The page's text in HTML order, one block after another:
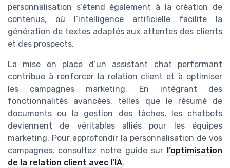
personnalisation s’étend également à la création de
contenus, où l’intelligence artificielle facilite la
génération de textes adaptés aux attentes des clients
et des prospects.
La mise en place d’un assistant chat performant
contribue à renforcer la relation client et à optimiser
les campagnes marketing. En intégrant des
fonctionnalités avancées, telles que le résumé de
documents ou la gestion des tâches, les chatbots
deviennent de véritables alliés pour les équipes
marketing. Pour approfondir la personnalisation de vos
campagnes, consultez notre guide sur l’optimisation
de la relation client avec l’IA.